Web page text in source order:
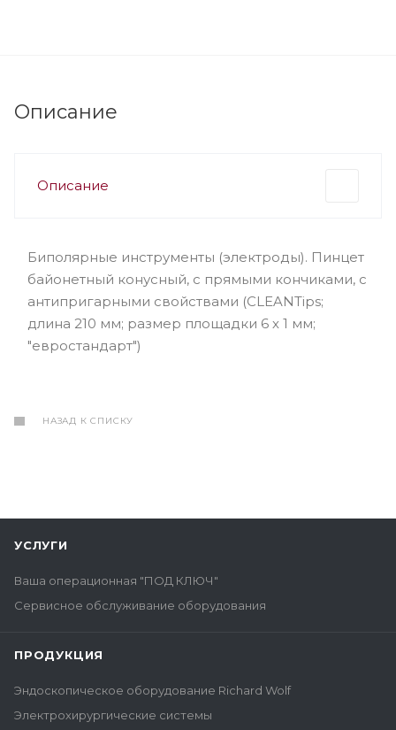
Описание
Описание
Биполярные инструменты (электроды). Пинцет
байонетный конусный, с прямыми кончиками, с
антипригарными свойствами (CLEANTips;
длина 210 мм; размер площадки 6 х 1 мм;
"евростандарт")
НАЗАД К СПИСКУ
УСЛУГИ
Ваша операционная "ПОД КЛЮЧ"
Сервисное обслуживание оборудования
ПРОДУКЦИЯ
Эндоскопическое оборудование Richard Wolf
Электрохирургические системы